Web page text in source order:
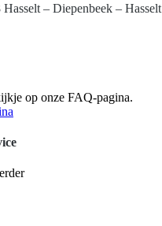
– Diepenbeek – Hasselt
op onze FAQ-pagina.